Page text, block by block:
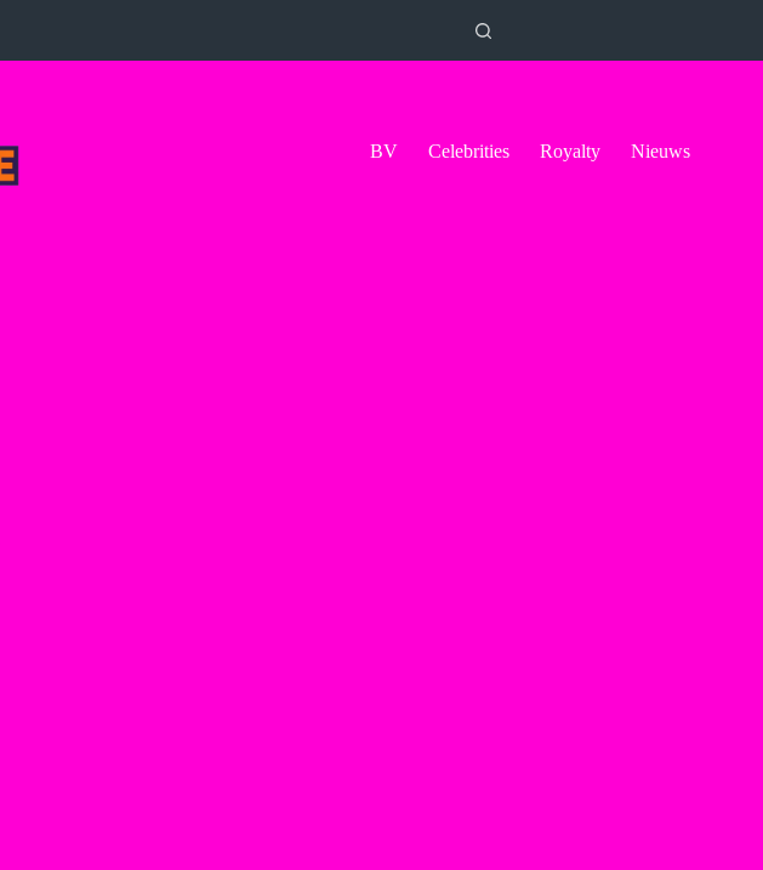
BV Celebrities Royalty Nieuws